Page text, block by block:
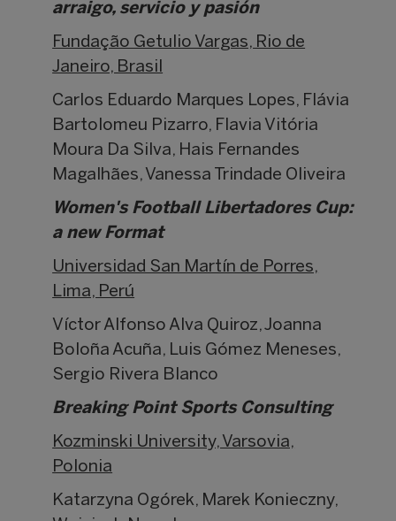
arraigo, servicio y pasión
Fundação Getulio Vargas, Rio de
Janeiro, Brasil
Carlos Eduardo Marques Lopes, Flávia
Bartolomeu Pizarro, Flavia Vitória
Moura Da Silva, Hais Fernandes
Magalhães, Vanessa Trindade Oliveira
Women's Football Libertadores Cup:
a new Format
Universidad San Martín de Porres,
Lima, Perú
Víctor Alfonso Alva Quiroz, Joanna
Boloña Acuña, Luis Gómez Meneses,
Sergio Rivera Blanco
Breaking Point Sports Consulting
Kozminski University, Varsovia,
Polonia
Katarzyna Ogórek, Marek Konieczny,